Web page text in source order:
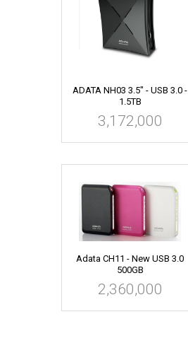
ADATA NH03 3.5" - USB 3.0 -
1.5TB
3,172,000
Adata CH11 - New USB 3.0
500GB
2,360,000